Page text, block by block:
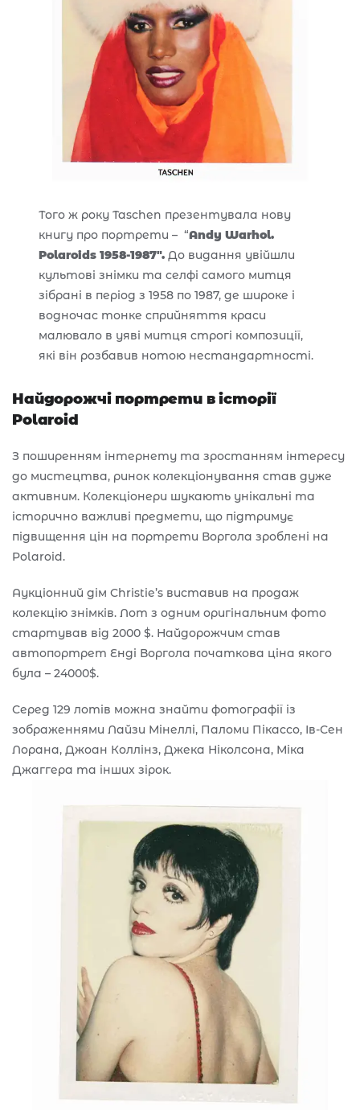
Того ж року Taschen презентувала нову
книгу про портрети – “Andy Warhol.
Polaroids 1958-1987″.До видання увійшли
культові знімки та селфі самого митця
зібрані в період з 1958 по 1987, де широке і
водночас тонке сприйняття краси
малювало в уяві митця строгі композиції,
які він розбавив нотою нестандартності.
Найдорожчі портрети в історії
Polaroid
З поширенням інтернету та зростанням інтересу
до мистецтва, ринок колекціонування став дуже
активним. Колекціонери шукають унікальні та
історично важливі предмети, що підтримує
підвищення цін на портрети Воргола зроблені на
Polaroid.
Аукціонний дім Christie’s виставив на продаж
колекцію знімків. Лот з одним оригінальним фото
стартував від 2000 $. Найдорожчим став
автопортрет Енді Воргола початкова ціна якого
була – 24000$.
Серед 129 лотів можна знайти фотографії із
зображеннями Лайзи Мінеллі, Паломи Пікассо, Ів-Сен
Лорана, Джоан Коллінз, Джека Ніколсона, Міка
Джаггера та інших зірок.